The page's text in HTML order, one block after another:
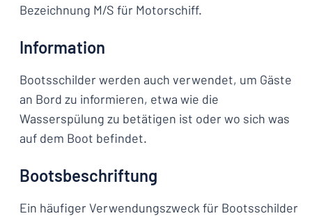
Bezeichnung M/S für Motorschiff.
Information
Bootsschilder werden auch verwendet, um Gäste
an Bord zu informieren, etwa wie die
Wasserspülung zu betätigen ist oder wo sich was
auf dem Boot befindet.
Bootsbeschriftung
Ein häufiger Verwendungszweck für Bootsschilder